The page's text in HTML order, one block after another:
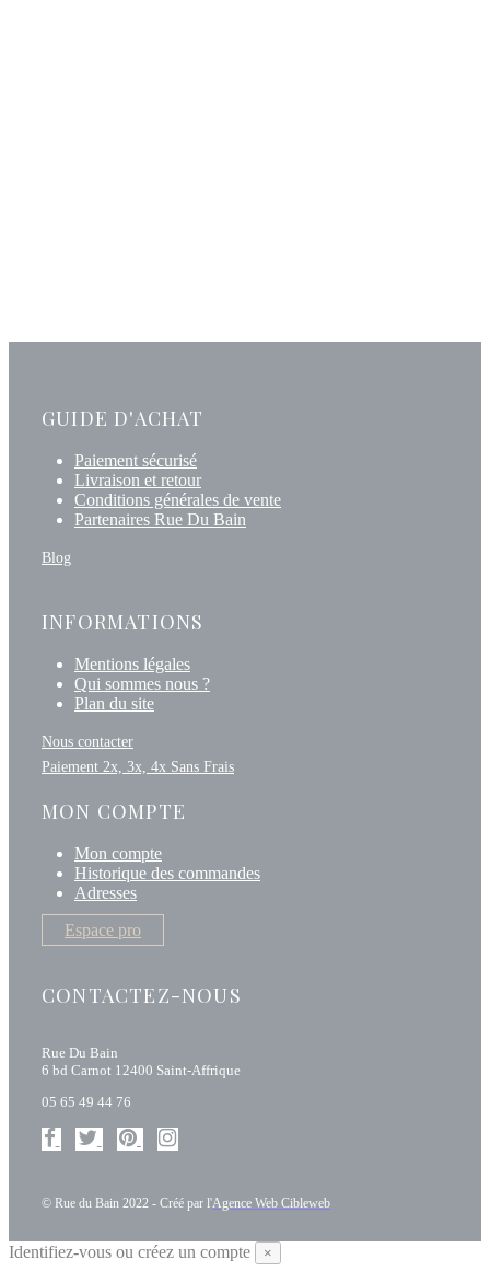
GUIDE D'ACHAT
Paiement sécurisé
Livraison et retour
Conditions générales de vente
Partenaires Rue Du Bain
Blog
INFORMATIONS
Mentions légales
Qui sommes nous ?
Plan du site
Nous contacter
Paiement 2x, 3x, 4x Sans Frais
MON COMPTE
Mon compte
Historique des commandes
Adresses
Espace pro
CONTACTEZ-NOUS
Rue Du Bain
6 bd Carnot 12400 Saint-Affrique
05 65 49 44 76
© Rue du Bain 2022 - Créé par l'Agence Web Cibleweb
Identifiez-vous ou créez un compte ×